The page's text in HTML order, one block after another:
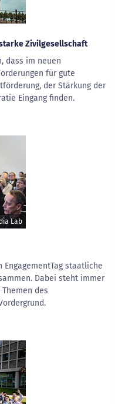
Zivilgesellschaft
dass im neuen
für gute
der Stärkung der
Eingang finden.
staatliche
Dabei steht immer
des
Lab